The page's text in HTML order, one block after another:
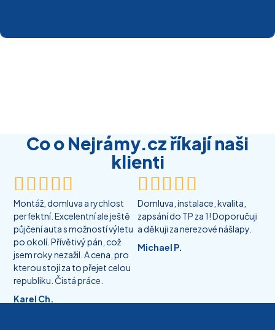
Co o Nejrámy.cz říkají naši
klienti

Montáž, domluva a rychlost
perfektní. Excelentní ale ještě
půjčení auta s možností výletu
po okolí. Přívětivý pán, což
jsem roky nezažil. A cena, pro
kterou stojí za to přejet celou
republiku. Čistá práce.
Karel Ch.

Domluva, instalace, kvalita,
zapsání do TP za 1! Doporučuji
a děkuji za nerezové nášlapy.
Michael P.